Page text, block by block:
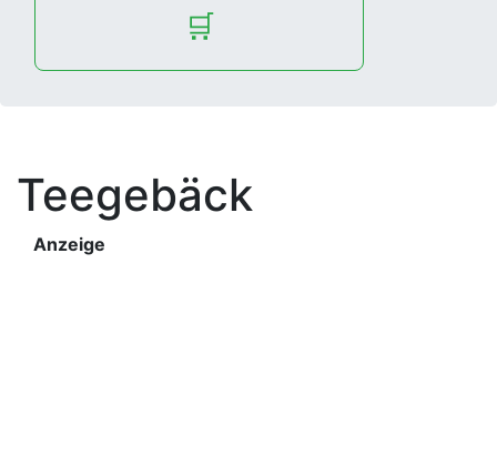
🛒
Teegebäck
Anzeige